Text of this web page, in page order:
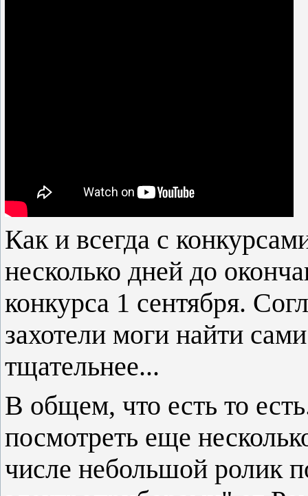
Как и всегда с
несколько дней до
конкурса 1 сентября.
захотели моги найти
тщательнее...
В общем, что есть то
посмотреть еще
числе небольшой ролик